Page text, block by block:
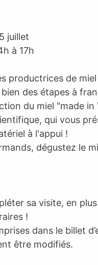
juillet
à 17h
productrices de miel
des étapes à
du miel "made in
qui vous
à l'appui !
dégustez le
sa visite, en
!
dans le billet
être modifiés.